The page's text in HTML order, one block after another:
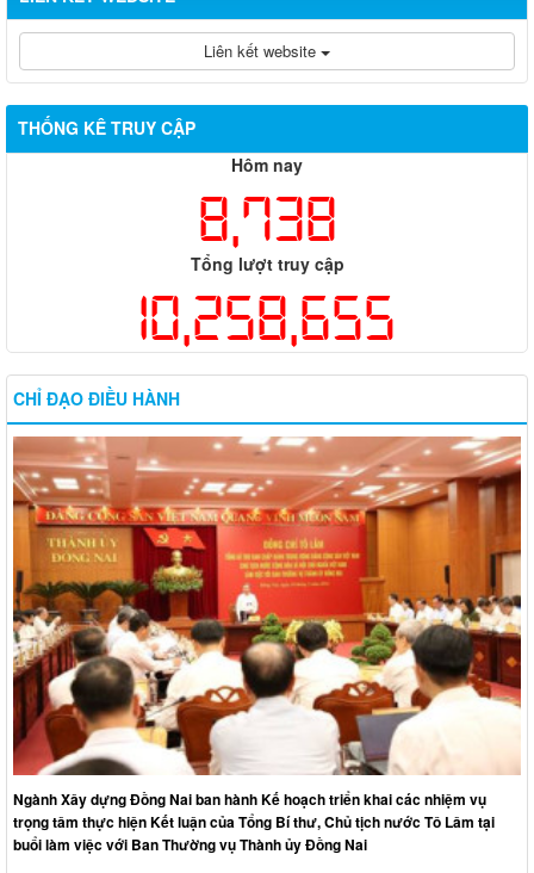
Liên kết website
THỐNG KÊ TRUY CẬP
Hôm nay
8,738
Tổng lượt truy cập
10,258,655
CHỈ ĐẠO ĐIỀU HÀNH
Ngành Xây dựng Đồng Nai ban hành Kế hoạch triển khai các nhiệm vụ
trọng tâm thực hiện Kết luận của Tổng Bí thư, Chủ tịch nước Tô Lâm tại
buổi làm việc với Ban Thường vụ Thành ủy Đồng Nai